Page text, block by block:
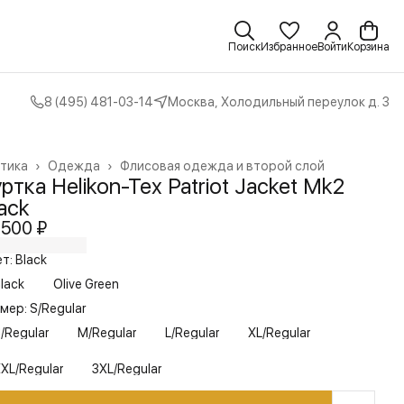
ПоискИзбранноеВойти Корзина
8 (495) 481-03-14 Москва, Холодильный переулок д. 3
Флисовая одежда и второй слой
Одежда ›
›
Helikon-Tex Patriot Jacket Mk2
₽
Black
Olive Green
S/Regular
Regular
M/Regular L/Regular XL/Regular
Regular 3XL/Regular